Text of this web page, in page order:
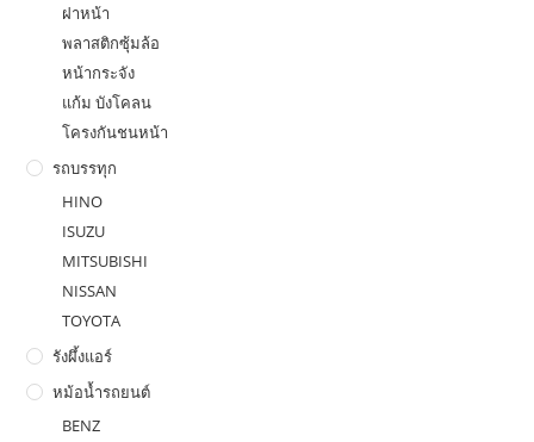
ฝาหน้า
พลาสติกซุ้มล้อ
หน้ากระจัง
แก้ม บังโคลน
โครงกันชนหน้า
รถบรรทุก
HINO
ISUZU
MITSUBISHI
NISSAN
TOYOTA
รังผึ้งแอร์
หม้อน้ำรถยนต์
BENZ